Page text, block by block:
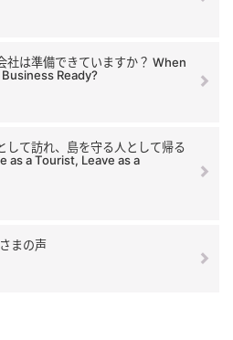
社は準備できていますか？ When
Ready?
て訪れ、島を守る人として帰る
as a Tourist, Leave as a
まの声